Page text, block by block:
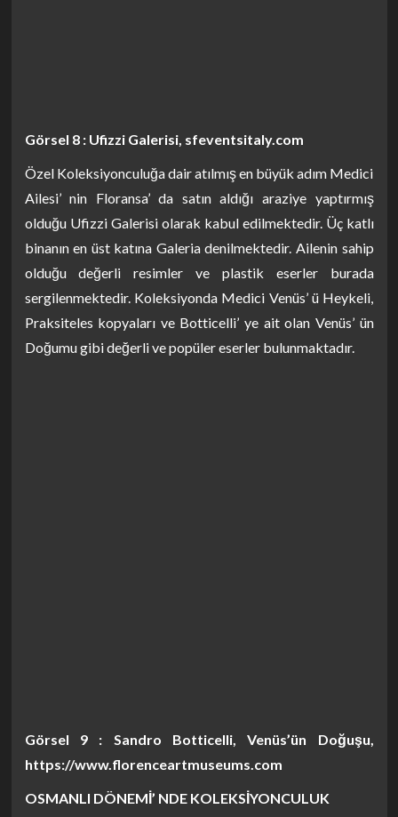
Görsel 8 : Ufizzi Galerisi, sfeventsitaly.com
Özel Koleksiyonculuğa dair atılmış en büyük adım Medici
Ailesi’ nin Floransa’ da satın aldığı araziye yaptırmış
olduğu Ufizzi Galerisi olarak kabul edilmektedir. Üç katlı
binanın en üst katına Galeria denilmektedir. Ailenin sahip
olduğu değerli resimler ve plastik eserler burada
sergilenmektedir. Koleksiyonda Medici Venüs’ ü Heykeli,
Praksiteles kopyaları ve Botticelli’ ye ait olan Venüs’ ün
Doğumu gibi değerli ve popüler eserler bulunmaktadır.
Görsel 9 : Sandro Botticelli, Venüs’ün Doğuşu,
https://www.florenceartmuseums.com
OSMANLI DÖNEMİ’ NDE KOLEKSİYONCULUK